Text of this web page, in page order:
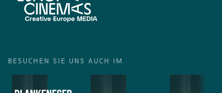
BESUCHEN SIE UNS AUCH IM